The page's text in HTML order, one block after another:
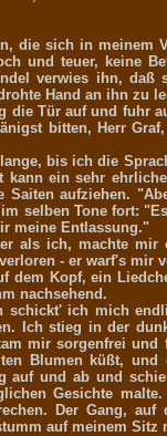
die sich in meinem
und teuer, keine
verwies ihn,
Hand an ihn zu
die Tür auf und fuhr
bitten, Herr
bis ich die
ein sehr
aufziehen.
selben Tone fort:
meine Entlassung."
als ich, machte
- er warf's
dem Kopf, ein
nachsehend.
schickt' ich mich
Ich stieg in der
mir sorgenfrei
Blumen küßt,
auf und ab und
Gesichte
Der Gang,
auf meinem